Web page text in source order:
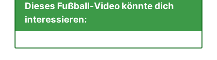
Dieses Fußball-Video könnte dich
interessieren: